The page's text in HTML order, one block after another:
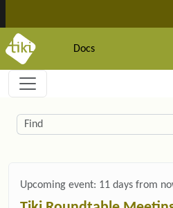
Docs
Navigation and
Related content
Find
Upcoming event: 11 days from